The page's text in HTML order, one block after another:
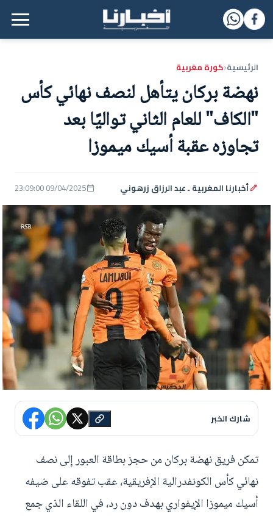
القائمة الرئيسية
الرئيسية‹كورة مغربية
نهضة بركان يتأهل لنصف نهائي كأس
"الكاف" للعام الثاني تواليًا بعد
تجاوزه عقبة أسيك ميموزا
أخبارنا المغربية ـ عبد الرزاق زرهوني 09/04/2025 23:09:00
شارك الخبر
تمكن فريق نهضة بركان من حجز بطاقة العبور إلى نصف
نهائي كأس الكونفدرالية الإفريقية، عقب تفوقه على ضيفه
أسيك ميموزا الإيفواري بهدف دون رد، في اللقاء الذي جمع